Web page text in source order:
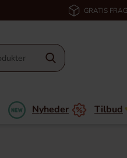
GRATIS
Nyheder Tilbud